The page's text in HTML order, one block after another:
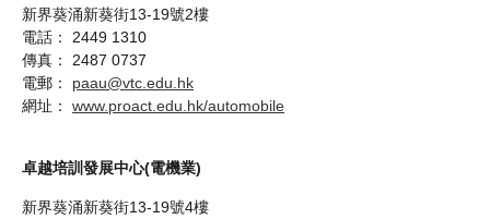
新界葵涌新葵街13-19號2樓
電話： 2449 1310
傳真： 2487 0737
電郵： paau@vtc.edu.hk
網址： www.proact.edu.hk/automobile
卓越培訓發展中心(電機業)
新界葵涌新葵街13-19號4樓